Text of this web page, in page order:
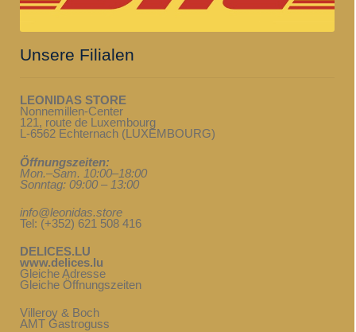
Unsere Filialen
LEONIDAS STORE
Nonnemillen-Center
121, route de Luxembourg
L-6562 Echternach (LUXEMBOURG)
Öffnungszeiten:
Mon.–Sam. 10:00–18:00
Sonntag: 09:00 – 13:00
info@leonidas.store
Tel: (+352) 621 508 416
DELICES.LU
www.delices.lu
Gleiche Adresse
Gleiche Öffnungszeiten
Villeroy & Boch
AMT Gastroguss